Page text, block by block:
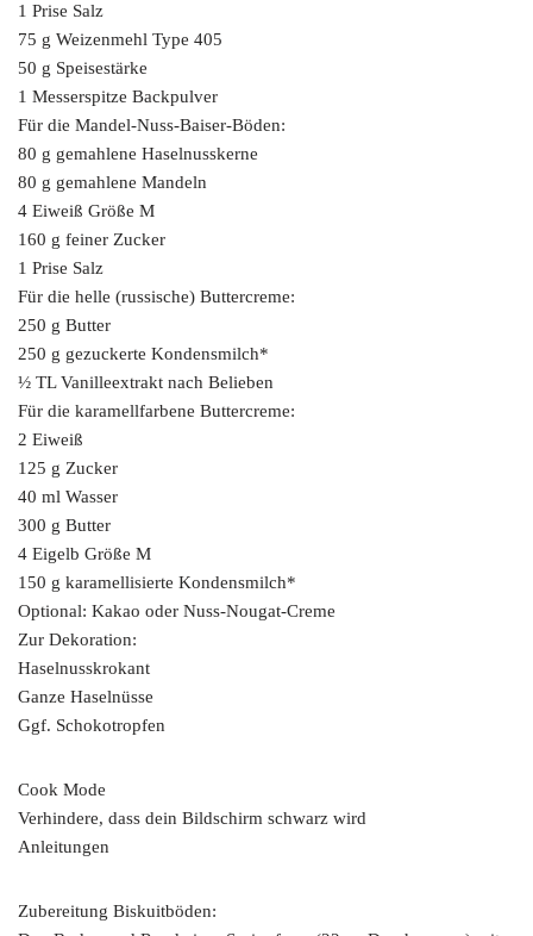
1 Prise Salz
75 g Weizenmehl Type 405
50 g Speisestärke
1 Messerspitze Backpulver
Für die Mandel-Nuss-Baiser-Böden:
80 g gemahlene Haselnusskerne
80 g gemahlene Mandeln
4 Eiweiß Größe M
160 g feiner Zucker
1 Prise Salz
Für die helle (russische) Buttercreme:
250 g Butter
250 g gezuckerte Kondensmilch*
½ TL Vanilleextrakt nach Belieben
Für die karamellfarbene Buttercreme:
2 Eiweiß
125 g Zucker
40 ml Wasser
300 g Butter
4 Eigelb Größe M
150 g karamellisierte Kondensmilch*
Optional: Kakao oder Nuss-Nougat-Creme
Zur Dekoration:
Haselnusskrokant
Ganze Haselnüsse
Ggf. Schokotropfen
Cook Mode
Verhindere, dass dein Bildschirm schwarz wird
Anleitungen
Zubereitung Biskuitböden: